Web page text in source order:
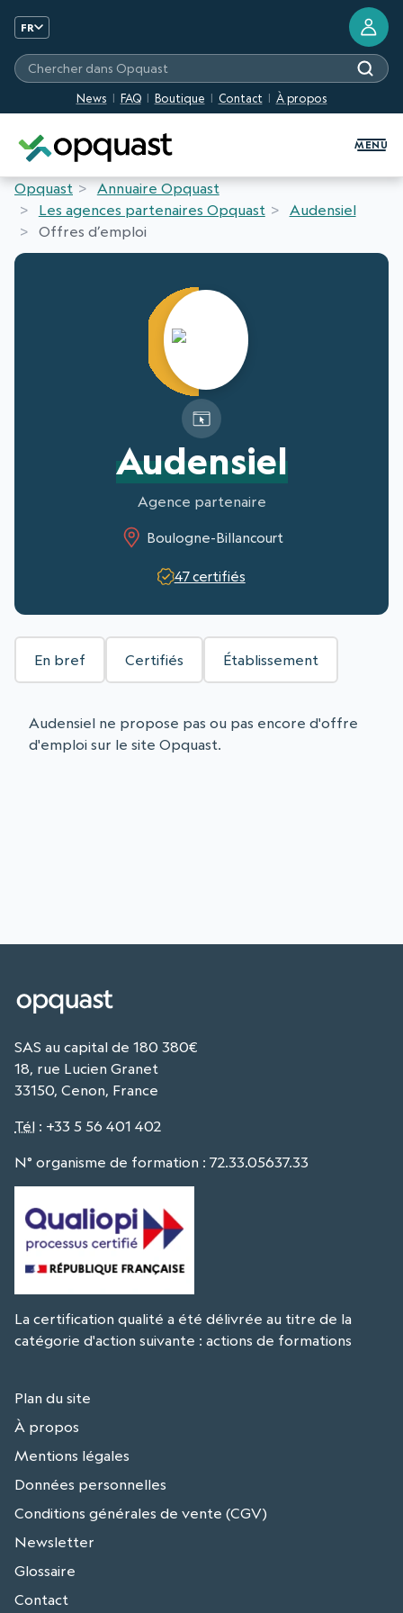
FR
News FAQ Boutique Contact À propos
Chercher dans Opquast
MENU
Opquast
Annuaire Opquast
Les agences partenaires Opquast
Audensiel
Offres d’emploi
Audensiel
Agence partenaire
Boulogne-Billancourt
47 certifiés
En bref Certifiés Établissement
Audensiel ne propose pas ou pas encore d'offre
d'emploi sur le site Opquast.
SAS au capital de 180 380€
18, rue Lucien Granet
33150, Cenon, France
Tél : +33 5 56 401 402
N° organisme de formation : 72.33.05637.33
La certification qualité a été délivrée au titre de la
catégorie d'action suivante : actions de formations
Plan du site
À propos
Mentions légales
Données personnelles
Conditions générales de vente (CGV)
Newsletter
Glossaire
Contact